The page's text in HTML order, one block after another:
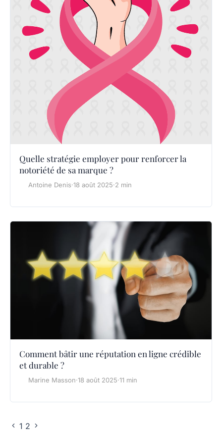
Quelle stratégie employer pour renforcer la
notoriété de sa marque ?
Antoine Denis·18 août 2025·2 min
Comment bâtir une réputation en ligne crédible
et durable ?
Marine Masson·18 août 2025·11 min
1 2